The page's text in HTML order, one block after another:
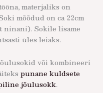
materjaliks on
mõõdud on ca 22cm
ninani). Sokile lisame
üles leiaks.
või kombineeri
punane kuldsete
jõulusokk.